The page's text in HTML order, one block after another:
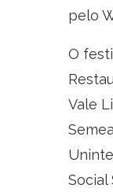
pelo
O
Vale
Social